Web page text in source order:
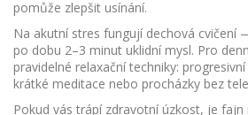
pomůže zlepšit usínání.
Na akutní stres fungují dechová cvičení
po dobu 2–3 minut uklidní mysl. Pro
pravidelné relaxační techniky:
krátké meditace nebo procházky bez
Pokud vás trápí zdravotní úzkost, je